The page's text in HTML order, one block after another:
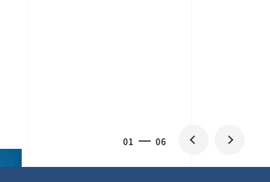
02 06